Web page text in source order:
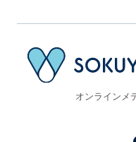
オンラインメ